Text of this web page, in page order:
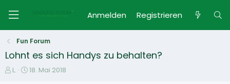
Anmelden Registrieren
Fun Forum
Lohnt es sich Handys zu behalten?
EL.
E
18. Mai 2018